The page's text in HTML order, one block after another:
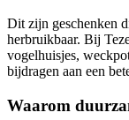
Dit zijn geschenken
herbruikbaar. Bij
vogelhuisjes,
bijdragen aan een
Waarom